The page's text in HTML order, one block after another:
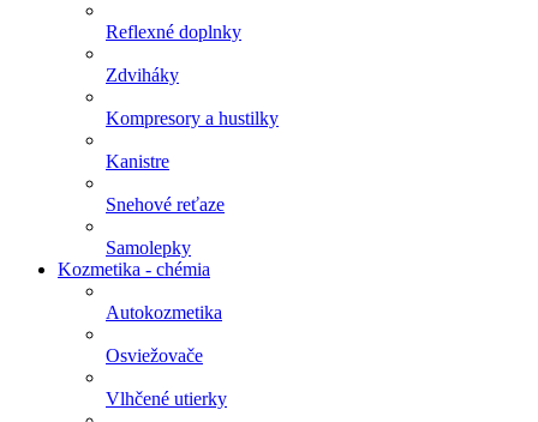
Reflexné doplnky
Zdviháky
Kompresory a hustilky
Kanistre
Snehové reťaze
Samolepky
Kozmetika - chémia
Autokozmetika
Osviežovače
Vlhčené utierky